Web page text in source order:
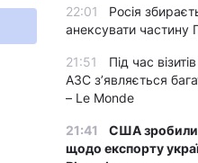
22:01
Росія
анексувати частину
21:51
Під час
АЗС з’являється
– Le Monde
21:41
США зробили
щодо експорту